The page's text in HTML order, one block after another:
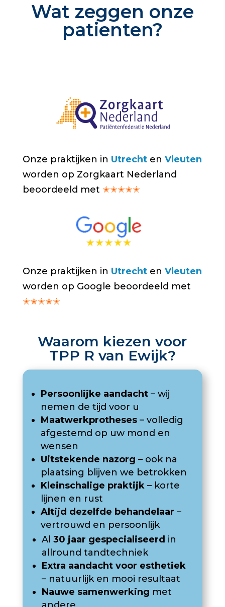
Wat zeggen onze
patienten?
Onze praktijken in Utrechten Vleuten
worden op Zorgkaart Nederland
beoordeeld met ✭✭✭✭✭
Onze praktijken in Utrecht en Vleuten
worden op Google beoordeeld met
✭✭✭✭✭
Waarom kiezen voor
TPP R van Ewijk?
Persoonlijke aandacht– wij
nemen de tijd voor u
Maatwerkprotheses– volledig
afgestemd op uw mond en
wensen
Uitstekende nazorg – ook na
plaatsing blijven we betrokken
Kleinschalige praktijk– korte
lijnen en rust
Altijd dezelfde behandelaar –
vertrouwd en persoonlijk
Al 30 jaar gespecialiseerd in
allround tandtechniek
Extra aandacht voor esthetiek
– natuurlijk en mooi resultaat
Nauwe samenwerking met
andere